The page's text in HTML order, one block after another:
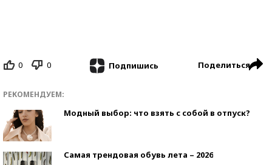
0 0 Подпишись Поделиться
РЕКОМЕНДУЕМ:
Модный выбор: что взять с собой в отпуск?
Самая трендовая обувь лета – 2026